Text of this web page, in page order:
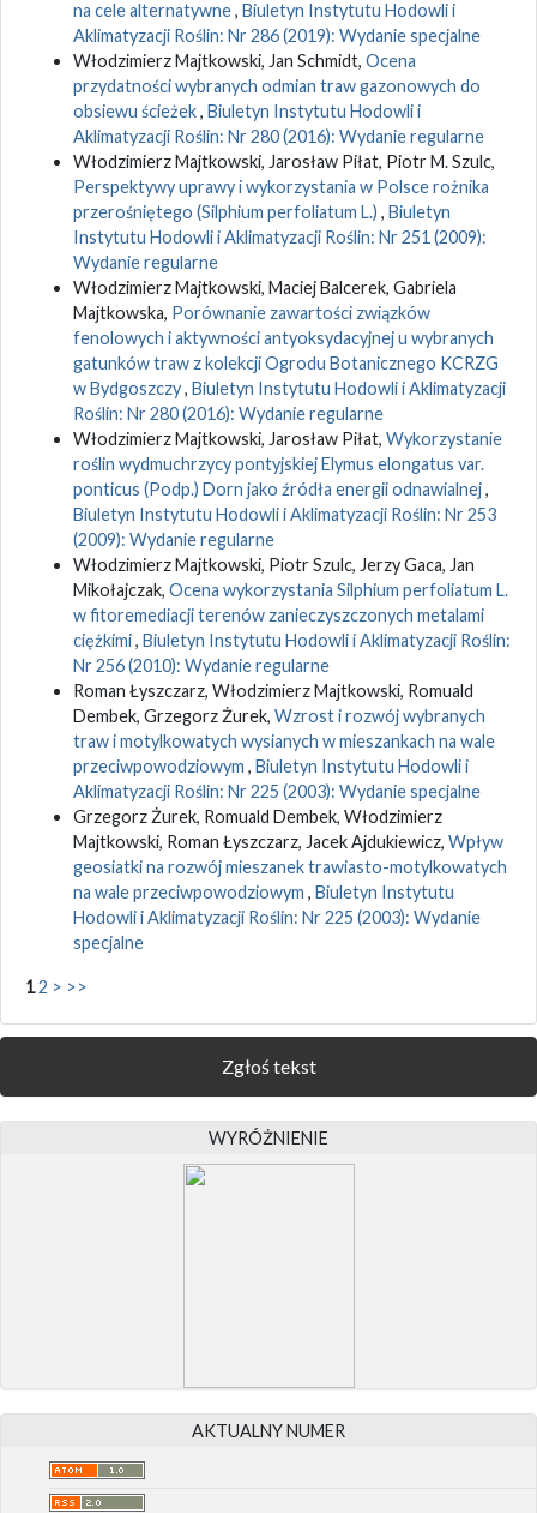
na cele alternatywne, Biuletyn Instytutu Hodowli i
Aklimatyzacji Roślin: Nr 286 (2019): Wydanie specjalne
Włodzimierz Majtkowski, Jan Schmidt, Ocena
przydatności wybranych odmian traw gazonowych do
obsiewu ścieżek, Biuletyn Instytutu Hodowli i
Aklimatyzacji Roślin: Nr 280 (2016): Wydanie regularne
Włodzimierz Majtkowski, Jarosław Piłat, Piotr M. Szulc,
Perspektywy uprawy i wykorzystania w Polsce rożnika
przerośniętego (Silphium perfoliatum L.) , Biuletyn
Instytutu Hodowli i Aklimatyzacji Roślin: Nr 251 (2009):
Wydanie regularne
Włodzimierz Majtkowski, Maciej Balcerek, Gabriela
Majtkowska, Porównanie zawartości związków
fenolowych i aktywności antyoksydacyjnej u wybranych
gatunków traw z kolekcji Ogrodu Botanicznego KCRZG
w Bydgoszczy, Biuletyn Instytutu Hodowli i Aklimatyzacji
Roślin: Nr 280 (2016): Wydanie regularne
Włodzimierz Majtkowski, Jarosław Piłat, Wykorzystanie
roślin wydmuchrzycy pontyjskiej Elymus elongatus var.
ponticus (Podp.) Dorn jako źródła energii odnawialnej,
Biuletyn Instytutu Hodowli i Aklimatyzacji Roślin: Nr 253
(2009): Wydanie regularne
Włodzimierz Majtkowski, Piotr Szulc, Jerzy Gaca, Jan
Mikołajczak, Ocena wykorzystania Silphium perfoliatum L.
w fitoremediacji terenów zanieczyszczonych metalami
ciężkimi, Biuletyn Instytutu Hodowli i Aklimatyzacji Roślin:
Nr 256 (2010): Wydanie regularne
Roman Łyszczarz, Włodzimierz Majtkowski, Romuald
Dembek, Grzegorz Żurek, Wzrost i rozwój wybranych
traw i motylkowatych wysianych w mieszankach na wale
przeciwpowodziowym , Biuletyn Instytutu Hodowli i
Aklimatyzacji Roślin: Nr 225 (2003): Wydanie specjalne
Grzegorz Żurek, Romuald Dembek, Włodzimierz
Majtkowski, Roman Łyszczarz, Jacek Ajdukiewicz, Wpływ
geosiatki na rozwój mieszanek trawiasto-motylkowatych
na wale przeciwpowodziowym , Biuletyn Instytutu
Hodowli i Aklimatyzacji Roślin: Nr 225 (2003): Wydanie
specjalne
12 > >>
Zgłoś tekst
WYRÓŻNIENIE
AKTUALNY NUMER